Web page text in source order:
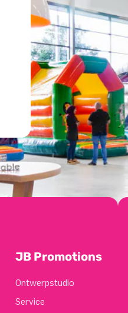
JB Promotions
Ontwerpstudio
Service